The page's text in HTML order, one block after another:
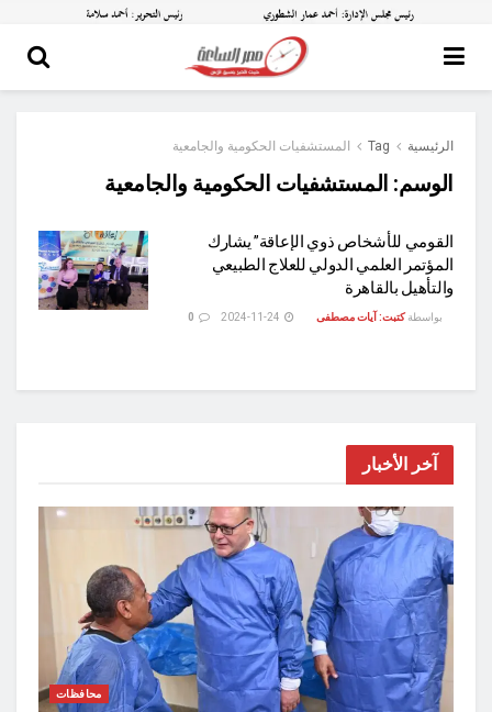
الرئيسية Tag المستشفيات الحكومية والجامعية
الوسم: المستشفيات الحكومية والجامعية
القومي للأشخاص ذوي الإعاقة” يشارك
المؤتمر العلمي الدولي للعلاج الطبيعي
والتأهيل بالقاهرة
بواسطة كتبت: آيات مصطفى
آخر الأخبار
محافظات